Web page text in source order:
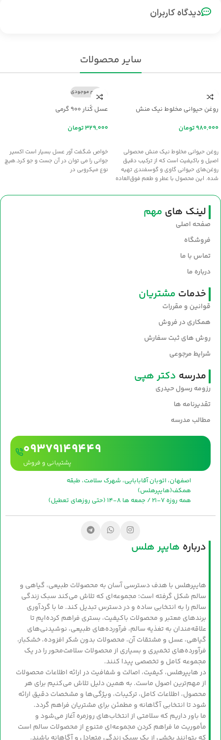
دیدگاه کاربران
سایر محصولات
روغن حیوانی مخلوط نیک منش
تومان
روغن حیوانی مخلوط نیک منش محصولی
اصیل و باکیفیت است که از ترکیب دقیق
روغن‌های حیوانی گاوی و گوسفندی تهیه
شده. این محصول با عطر و طعم فوق‌العاده
خوش‌عطر و صبحانه‌های مقوی است. سلامت
و طعم اصیل را با روغن نیک‌منش به
سفره‌های خود بیاورید.
اتمام موجودی
عسل کُنار ۹۰۰ گرمی
تومان
خواص شگفت آور عسل بسيار است اکسير
جواني را مي توان در آن جست و جو کرد.هيچ
نوع ميکروبي در
لینک های مهم
صفحه اصلی
فروشگاه
تماس با ما
درباره ما
خدمات مشتریان
قوانین و مقررات
همکاری در فروش
روش های ثبت سفارش
شرایط مرجوعی
مدرسه دکتر هپی
رزومه رسول حیدری
تقدیرنامه ها
مطالب مدرسه
09379149449
پشتیبانی و فروش
اصفهان، اتوبان آقابابایی، شهرک سلامت، طبقه
همکف(هایپرهلس)
همه روزه 7-21 / جمعه ها 8-14 (حتی روزهای تعطیل)
درباره هایپر هلس
هایپرهلس با هدف دسترسی آسان به محصولات طبیعی، گیاهی و
سالم شکل گرفته است؛ مجموعه‌ای که تلاش می‌کند سبک زندگی
سالم را به انتخابی ساده و در دسترس تبدیل کند. ما با گردآوری
برندهای معتبر و محصولات باکیفیت، بستری فراهم کرده‌ایم تا
علاقه‌مندان به تغذیه سالم، فرآورده‌های طبیعی، نوشیدنی‌های
گیاهی، عسل و مشتقات آن، محصولات بدون شکر افزوده، خشکبار،
فرآورده‌های تخمیری و بسیاری از محصولات سلامت‌محور را در یک
مجموعه کامل و تخصصی پیدا کنند.
در هایپرهلس، کیفیت، اصالت و شفافیت در ارائه اطلاعات محصولات
از مهم‌ترین اصول ماست. به همین دلیل تلاش می‌کنیم برای هر
محصول، اطلاعات کامل، ترکیبات، ویژگی‌ها و مشخصات دقیق ارائه
شود تا انتخابی آگاهانه و مطمئن برای مشتریان فراهم گردد.
ما باور داریم که سلامتی از انتخاب‌های روزمره آغاز می‌شود و
مأموریت ما فراهم کردن مجموعه‌ای متنوع از محصولات سالم است